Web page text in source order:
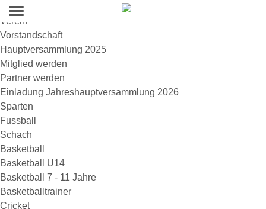
Verein
Vorstandschaft
Hauptversammlung 2025
Mitglied werden
Partner werden
Einladung Jahreshauptversammlung 2026
Sparten
Fussball
Schach
Basketball
Basketball U14
Basketball 7 - 11 Jahre
Basketballtrainer
Cricket